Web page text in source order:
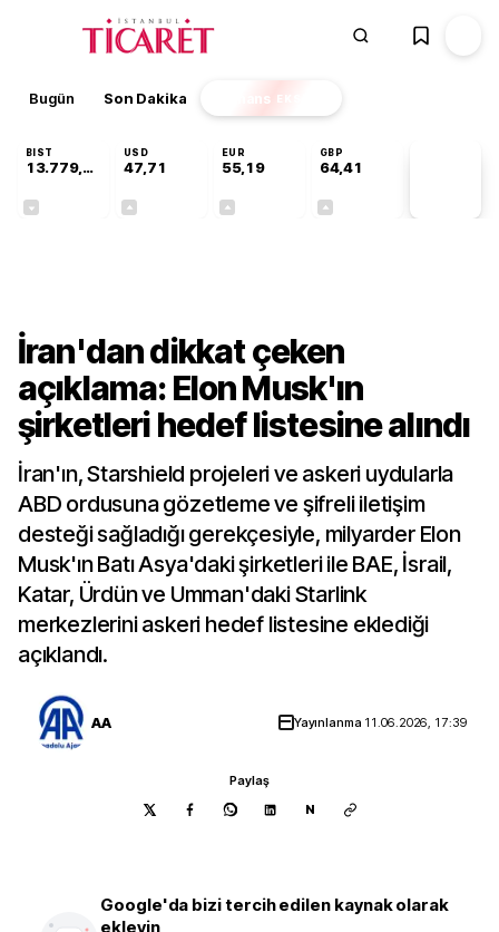
Bugün Son Dakika Finans EKSTRA
BIST
13.779,39
USD
47,71
EUR
55,19
GBP
64,41
İran'dan dikkat çeken
açıklama: Elon Musk'ın
şirketleri hedef listesine alındı
İran'ın, Starshield projeleri ve askeri uydularla
ABD ordusuna gözetleme ve şifreli iletişim
desteği sağladığı gerekçesiyle, milyarder Elon
Musk'ın Batı Asya'daki şirketleri ile BAE, İsrail,
Katar, Ürdün ve Umman'daki Starlink
merkezlerini askeri hedef listesine eklediği
açıklandı.
AA Yayınlanma 11.06.2026, 17:39
Paylaş
N
Google'da bizi tercih edilen kaynak olarak
ekleyin